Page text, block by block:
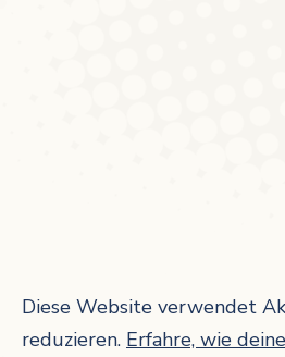
Diese Website verwendet
reduzieren. Erfahre, wie